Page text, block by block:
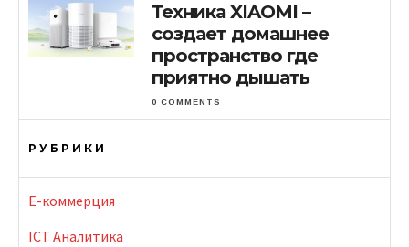
Техника XIAOMI –
создает домашнее
пространство где
приятно дышать
0 COMMENTS
РУБРИКИ
E-коммерция
ICT Аналитика